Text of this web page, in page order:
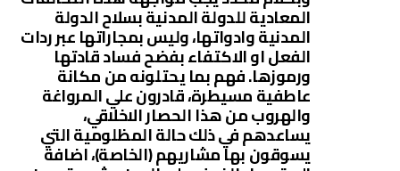
المعادية للدولة المدنية بسلاح الدولة
المدنية وادواتها، وليس بمجاراتها عبر ردات
الفعل او الاكتفاء بفضح فساد قادتها
ورموزها. فهم بما يحتلونه من مكانة
عاطفية مسيطرة، قادرون علي المرواغة
والهروب من هذا الحصار الاخلاقي،
يساعدهم في ذلك حالة المظلومية التي
يسوقون بها مشاريهم (الخاصة)، اضافة